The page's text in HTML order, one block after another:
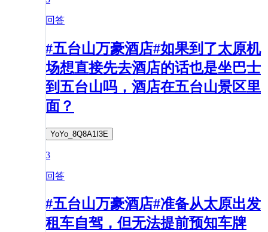
回答
#五台山万豪酒店#如果到了太原机
场想直接先去酒店的话也是坐巴士
到五台山吗，酒店在五台山景区里
面？
YoYo_8Q8A1I3E
3
回答
#五台山万豪酒店#准备从太原出发
租车自驾，但无法提前预知车牌